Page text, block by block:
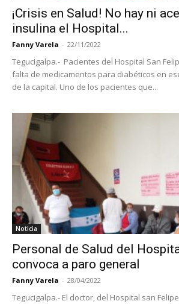
¡Crisis en Salud! No hay ni
insulina el Hospital...
Fanny Varela - 22/11/2022
Tegucigalpa.- Pacientes del Hospital San
falta de medicamentos para diabéticos en
de la capital. Uno de los pacientes que...
Noticia
Personal de Salud del
convoca a paro general
Fanny Varela - 28/04/2022
Tegucigalpa.- El doctor, del Hospital san